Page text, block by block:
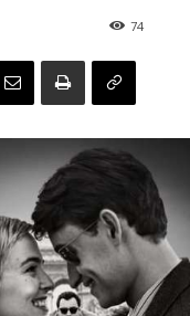
74